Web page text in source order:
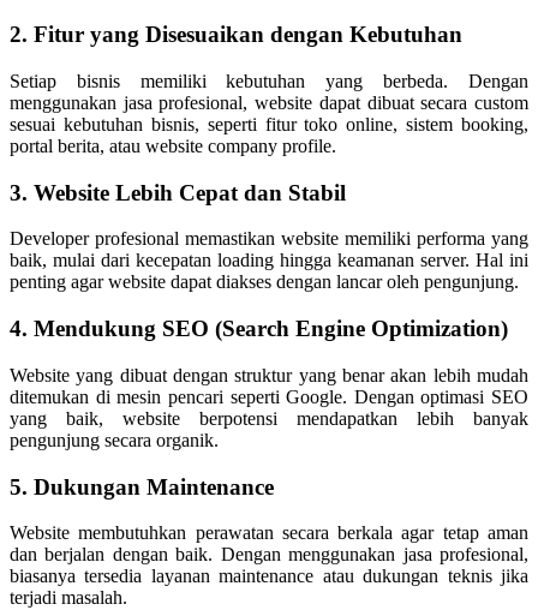
2. Fitur yang Disesuaikan dengan Kebutuhan
Setiap bisnis memiliki kebutuhan yang berbeda. Dengan
menggunakan jasa profesional, website dapat dibuat secara custom
sesuai kebutuhan bisnis, seperti fitur toko online, sistem booking,
portal berita, atau website company profile.
3. Website Lebih Cepat dan Stabil
Developer profesional memastikan website memiliki performa yang
baik, mulai dari kecepatan loading hingga keamanan server. Hal ini
penting agar website dapat diakses dengan lancar oleh pengunjung.
4. Mendukung SEO (Search Engine Optimization)
Website yang dibuat dengan struktur yang benar akan lebih mudah
ditemukan di mesin pencari seperti Google. Dengan optimasi SEO
yang baik, website berpotensi mendapatkan lebih banyak
pengunjung secara organik.
5. Dukungan Maintenance
Website membutuhkan perawatan secara berkala agar tetap aman
dan berjalan dengan baik. Dengan menggunakan jasa profesional,
biasanya tersedia layanan maintenance atau dukungan teknis jika
terjadi masalah.